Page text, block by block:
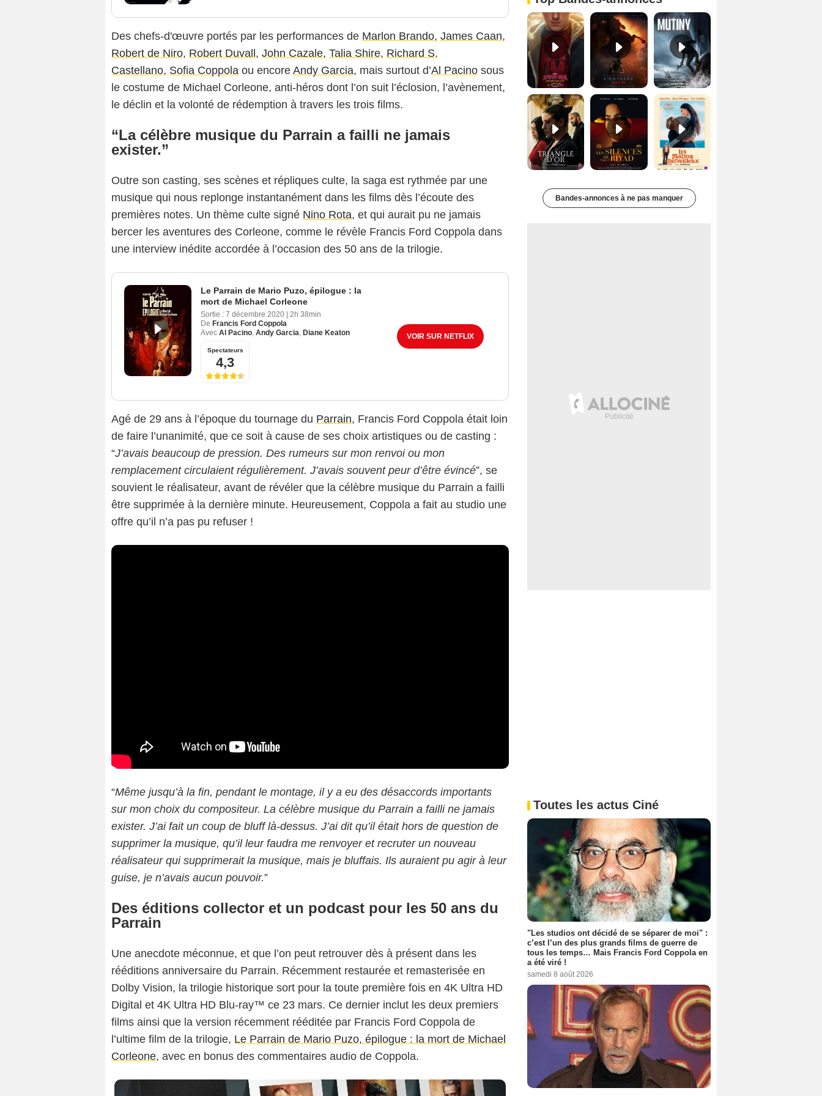
Des chefs-d'œuvre portés par les performances de Marlon Brando, James Caan,
Robert de Niro, Robert Duvall , John Cazale, Talia Shire, Richard S.
Castellano, Sofia Coppola ou encore Andy Garcia, mais surtout d’Al Pacino sous
le costume de Michael Corleone, anti-héros dont l’on suit l’éclosion, l’avènement,
le déclin et la volonté de rédemption à travers les trois films.
“La célèbre musique du Parrain a failli ne jamais
exister.”
Outre son casting, ses scènes et répliques culte, la saga est rythmée par une
musique qui nous replonge instantanément dans les films dès l’écoute des
premières notes. Un thème culte signé Nino Rota, et qui aurait pu ne jamais
bercer les aventures des Corleone, comme le révèle Francis Ford Coppola dans
une interview inédite accordée à l’occasion des 50 ans de la trilogie.
Le Parrain de Mario Puzo, épilogue : la
mort de Michael Corleone
Sortie : 7 décembre 2020
2h 38min
De Francis Ford Coppola
Avec Al Pacino, Andy Garcia, Diane Keaton
Spectateurs
4,3
VOIR SUR NETFLIX
Agé de 29 ans à l’époque du tournage du Parrain, Francis Ford Coppola était loin
de faire l’unanimité, que ce soit à cause de ses choix artistiques ou de casting :
“J’avais beaucoup de pression. Des rumeurs sur mon renvoi ou mon
remplacement circulaient régulièrement. J’avais souvent peur d’être évincé”, se
souvient le réalisateur, avant de révéler que la célèbre musique du Parrain a failli
être supprimée à la dernière minute. Heureusement, Coppola a fait au studio une
offre qu’il n’a pas pu refuser !
“Même jusqu’à la fin, pendant le montage, il y a eu des désaccords importants
sur mon choix du compositeur. La célèbre musique du Parrain a failli ne jamais
exister. J’ai fait un coup de bluff là-dessus. J’ai dit qu’il était hors de question de
supprimer la musique, qu’il leur faudra me renvoyer et recruter un nouveau
réalisateur qui supprimerait la musique, mais je bluffais. Ils auraient pu agir à leur
guise, je n’avais aucun pouvoir.”
Des éditions collector et un podcast pour les 50 ans du
Parrain
Une anecdote méconnue, et que l’on peut retrouver dès à présent dans les
rééditions anniversaire du Parrain. Récemment restaurée et remasterisée en
Dolby Vision, la trilogie historique sort pour la toute première fois en 4K Ultra HD
Digital et 4K Ultra HD Blu-ray™ ce 23 mars. Ce dernier inclut les deux premiers
films ainsi que la version récemment rééditée par Francis Ford Coppola de
l’ultime film de la trilogie, Le Parrain de Mario Puzo, épilogue : la mort de Michael
Corleone, avec en bonus des commentaires audio de Coppola.
Spider-Man: Brand New Day Bande-annonce VO STFR L'Odyssée Bande-annonce VO STFR
Les Silences de Riyad Bande-annonce VO STFR Les Matins merveilleux Bande-annonce VF
Bandes-annonces à ne pas manquer
Toutes les actus Ciné
"Les studios ont décidé de se séparer de moi" :
c’est l’un des plus grands films de guerre de
tous les temps… Mais Francis Ford Coppola en
a été viré !
samedi 8 août 2026